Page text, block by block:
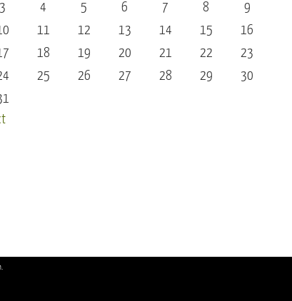
3
4 5 6 7 8
9
11 12 13 14 15
16
18 19 20 21 22
23
25 26 27 28 29
30